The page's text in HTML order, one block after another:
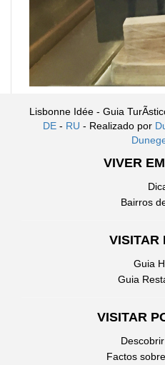
Lisbonne Idée - Guia
DE - RU - Realizado por
VIVER
Bairros
VISITAR
Guia
Guia
VISITAR
Factos